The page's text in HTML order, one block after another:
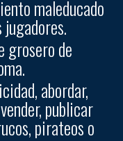
maleducado
grosero de
abordar,
publicar
pirateos o